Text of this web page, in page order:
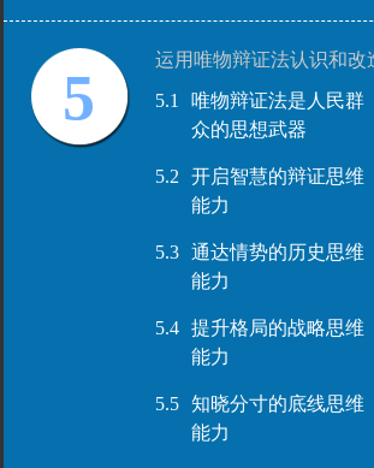
5
运用唯物辩证法认识和改
5.1
唯物辩证法是人民群
众的思想武器
5.2
开启智慧的辩证思维
能力
5.3
通达情势的历史思维
能力
5.4
提升格局的战略思维
能力
5.5
知晓分寸的底线思维
能力